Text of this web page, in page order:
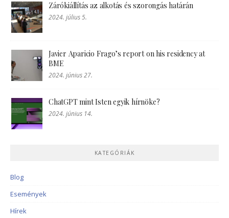
Zárókiállítás az alkotás és szorongás határán
2024. július 5.
Javier Aparicio Frago’s report on his residency at
BME
2024. június 27.
ChatGPT mint Isten egyik hírnöke?
2024. június 14.
KATEGÓRIÁK
Blog
Események
Hírek